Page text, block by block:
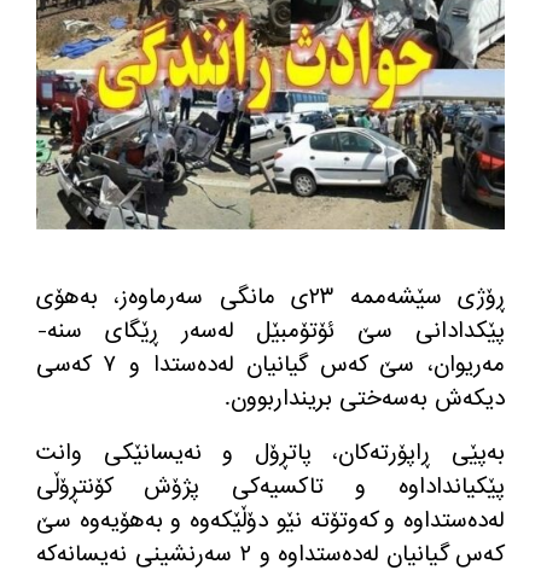
ڕۆژی سێشه‌ممه‌ ٢٣ی مانگی سه‌رماوه‌ز، به‌هۆی
پێكدادانی سێ ئۆتۆمبێل له‌سه‌ر ڕێگای سنه‌-
مه‌ریوان، سێ كه‌س گیانیان له‌ده‌ستدا و ٧ كه‌سی
دیكه‌ش به‌سه‌ختی برینداربوون.
به‌پێی ڕاپۆرته‌كان، پاتڕۆل و نه‌یسانێكی وانت
پێكیانداداوه‌ و تاكسیه‌كی پژۆش كۆنتڕۆڵی
له‌ده‌ستداوه‌ و كه‌وتۆته‌ نێو دۆڵێكه‌وه‌ و به‌هۆیه‌وه‌ سێ
كه‌س گیانیان له‌ده‌ستداوه‌ و ٢ سه‌رنشینی نه‌یسانەکە